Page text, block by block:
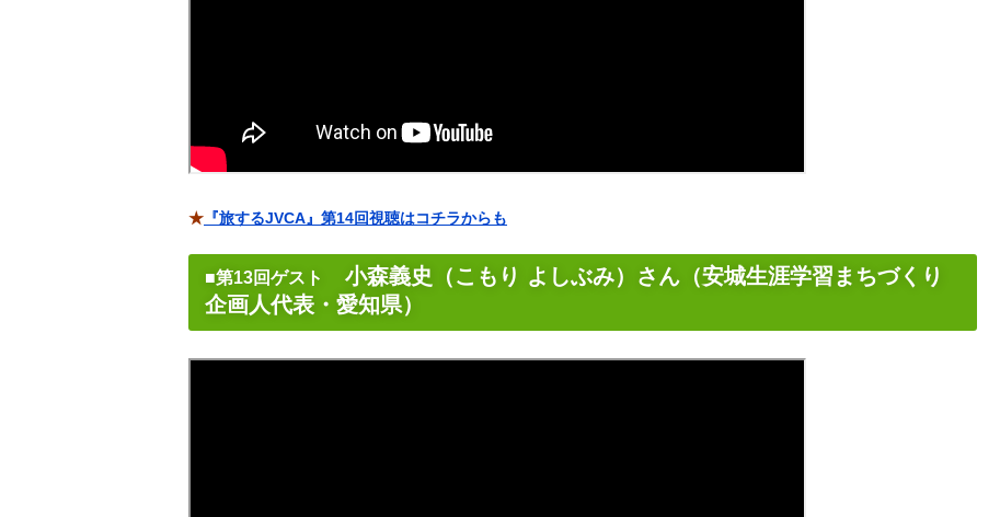
★ 『旅するJVCA』第14回視聴はコチラからも
■第13回ゲスト
小森義史（こもり よしぶみ）さん（安城生涯学習まちづくり
企画人代表・愛知県）